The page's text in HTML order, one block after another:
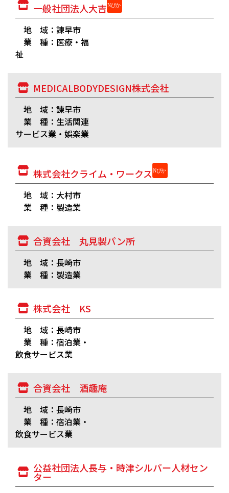
一般社団法人大吉
地 域：諫早市
業 種：医療・福
祉
MEDICALBODYDESIGN株式会社
地 域：諫早市
業 種：生活関連
サービス業・娯楽業
株式会社クライム・ワークス
地 域：大村市
業 種：製造業
合資会社 丸見製パン所
地 域：長崎市
業 種：製造業
株式会社 KS
地 域：長崎市
業 種：宿泊業・
飲食サービス業
合資会社 酒趣庵
地 域：長崎市
業 種：宿泊業・
飲食サービス業
公益社団法人長与・時津シルバー人材セン
ター